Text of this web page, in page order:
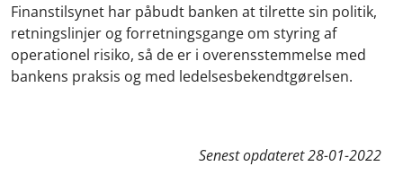
Finanstilsynet har påbudt banken at tilrette sin politik,
retningslinjer og forretningsgange om styring af
operationel risiko, så de er i overensstemmelse med
bankens praksis og med ledelsesbekendtgørelsen.
Senest opdateret28-01-2022